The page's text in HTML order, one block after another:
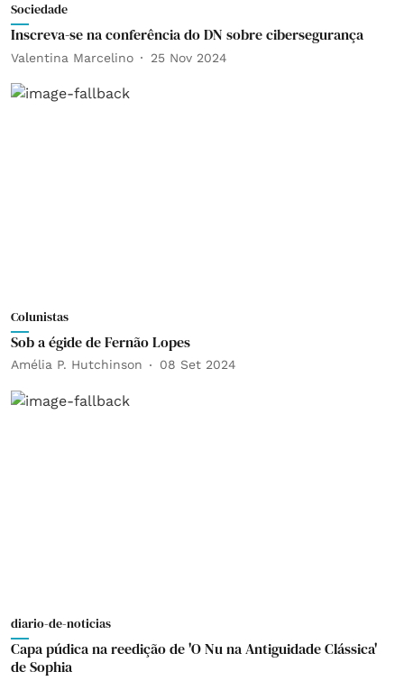
Sociedade
Inscreva-se na conferência do DN sobre cibersegurança
Valentina Marcelino 25 Nov 2024
Colunistas
Sob a égide de Fernão Lopes
Amélia P. Hutchinson 08 Set 2024
diario-de-noticias
Capa púdica na reedição de 'O Nu na Antiguidade Clássica'
de Sophia